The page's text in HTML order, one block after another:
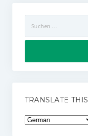
nach:
TRANSLATE